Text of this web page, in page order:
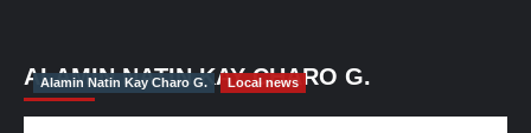
ALAMIN NATIN KAY CHARO G.
Alamin Natin Kay Charo G. Local news